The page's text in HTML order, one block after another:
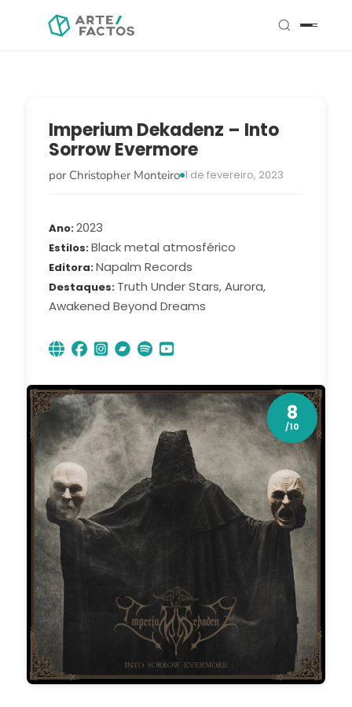
Imperium Dekadenz – Into
Sorrow Evermore
por Christopher Monteiro 1 de fevereiro, 2023
Ano 2023
Estilos Black metal atmosférico
Editora Napalm Records
Destaques Truth Under Stars, Aurora,
Awakened Beyond Dreams
8
/10